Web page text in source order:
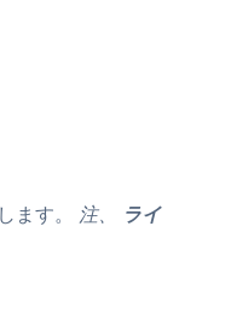
ます。 注、
ライ